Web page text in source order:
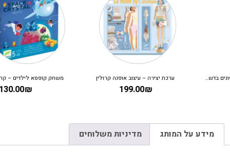
ערכת יצירה – עיצוב אופנה קרולין משחק קופסא לילדים – קריסטלים בחלל
מידע על המותג מדיניות משלוחים